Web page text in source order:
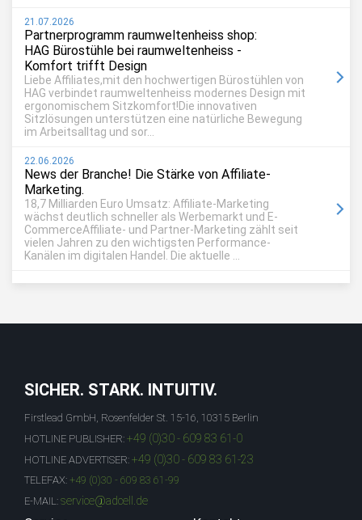
21.07.2026
Partnerprogramm raumweltenheiss shop:
HAG Bürostühle bei raumweltenheiss -
Komfort trifft Design
Liebe Affiliates,mit den hochwertigen Bürostühlen von
HAG verbindet raumweltenheiss modernes Design mit
ergonomischem Sitzkomfort!Die innovativen
Sitzlösungen unterstützen eine natürliche Bewegung
im Arbeitsalltag und sor...
22.06.2026
News der Branche! Die Stärke von Affiliate-
Marketing.
18,7 Milliarden Euro Umsatz: Affiliate-Marketing
wächst deutlich schneller als Werbemarkt und E-
CommerceAffiliate- und Partner-Marketing zählt seit
vielen Jahren zu den wichtigsten Performance-
Kanälen im digitalen Handel. Die aktuelle ...
SICHER. STARK. INTUITIV.
Firstlead GmbH, Rosenfelder St. 15-16, 10315 Berlin
HOTLINE PUBLISHER: +49 (0)30 - 609 83 61-0
HOTLINE ADVERTISER: +49 (0)30 - 609 83 61-23
TELEFAX: +49 (0)30 - 609 83 61-99
E-MAIL: service@adcell.de